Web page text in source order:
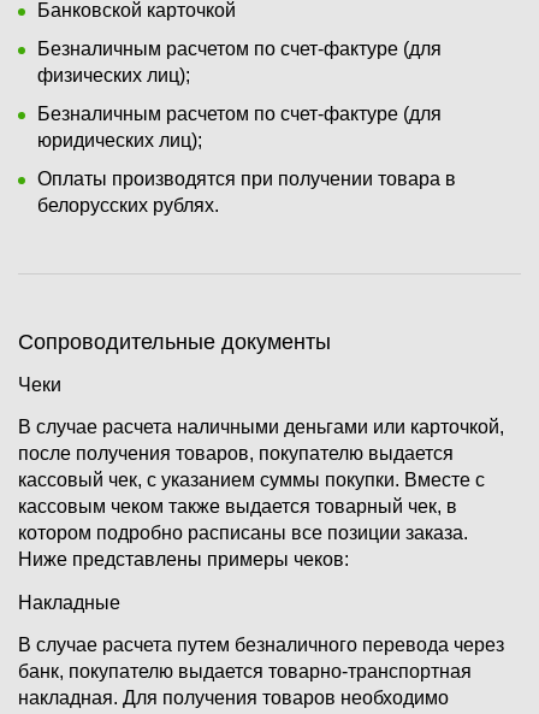
Банковской карточкой
Безналичным расчетом по счет-фактуре (для
физических лиц);
Безналичным расчетом по счет-фактуре (для
юридических лиц);
Оплаты производятся при получении товара в
белорусских рублях.
Сопроводительные документы
Чеки
В случае расчета наличными деньгами или карточкой,
после получения товаров, покупателю выдается
кассовый чек, с указанием суммы покупки. Вместе с
кассовым чеком также выдается товарный чек, в
котором подробно расписаны все позиции заказа.
Ниже представлены примеры чеков:
Накладные
В случае расчета путем безналичного перевода через
банк, покупателю выдается товарно-транспортная
накладная. Для получения товаров необходимо